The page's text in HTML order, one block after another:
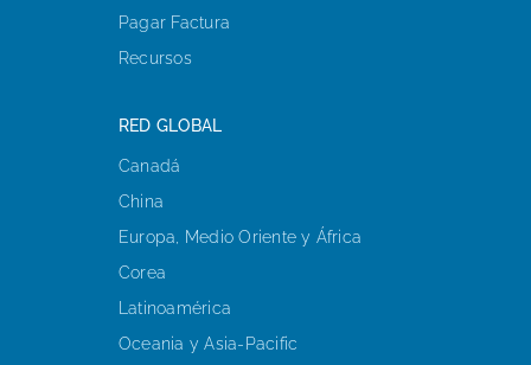
Pagar Factura
Recursos
RED GLOBAL
Canadá
China
Europa, Medio Oriente y África
Corea
Latinoamérica
Oceania y Asia-Pacific